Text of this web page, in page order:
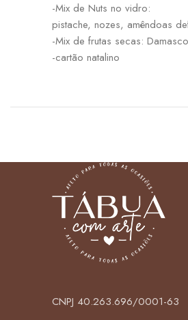
-Mix de Nuts no vidro:
pistache, nozes, amêndoas
-Mix de frutas secas:
-cartão natalino
CNPJ 40.263.696/0001-63